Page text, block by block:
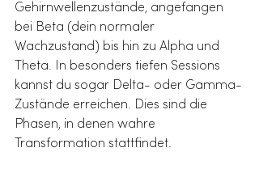
Gehirnwellenzustände, angefangen
bei Beta (dein normaler
Wachzustand) bis hin zu Alpha und
Theta. In besonders tiefen Sessions
kannst du sogar Delta- oder Gamma-
Zustände erreichen. Dies sind die
Phasen, in denen wahre
Transformation stattfindet.